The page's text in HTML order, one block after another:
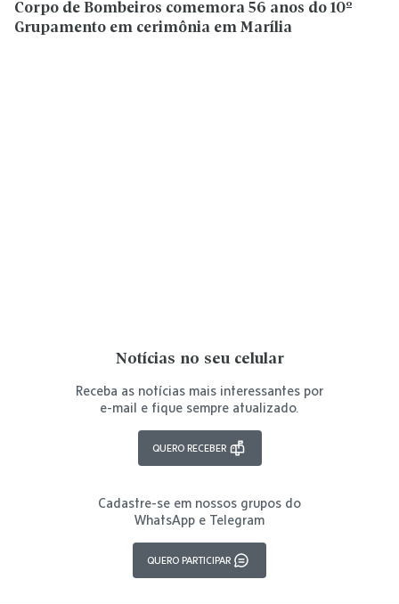
Corpo de Bombeiros comemora 56 anos do 10º
Grupamento em cerimônia em Marília
Notícias no seu celular
Receba as notícias mais interessantes por
e-mail e fique sempre atualizado.
QUERO RECEBER
Cadastre-se em nossos grupos do
WhatsApp e Telegram
QUERO PARTICIPAR